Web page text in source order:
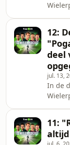
Parijs:
12:
deel
jul. 13,
In de
ploeg
11: